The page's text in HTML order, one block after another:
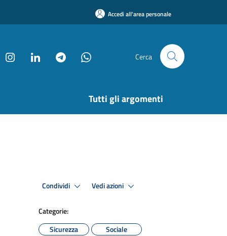
Accedi all'area personale
Cerca
Tutti gli argomenti
Condividi Vedi azioni
Categorie:
Sicurezza
Sociale